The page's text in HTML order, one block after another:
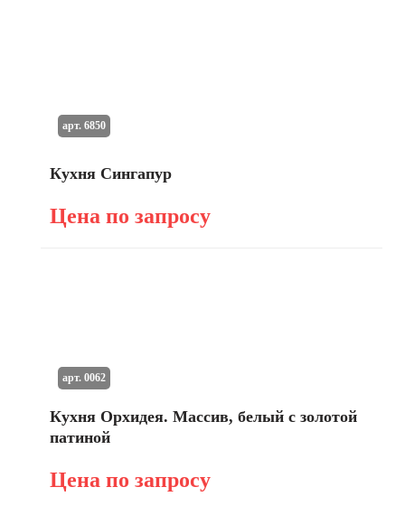
Кухня Сингапур
Цена по запросу
арт. 6850
Кухня Орхидея. Массив, белый с золотой
патиной
Цена по запросу
арт. 0062